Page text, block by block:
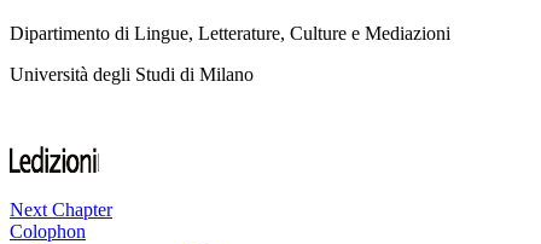
Dipartimento di Lingue, Letterature, Culture e Mediazioni
Università degli Studi di Milano
Next Chapter
Colophon